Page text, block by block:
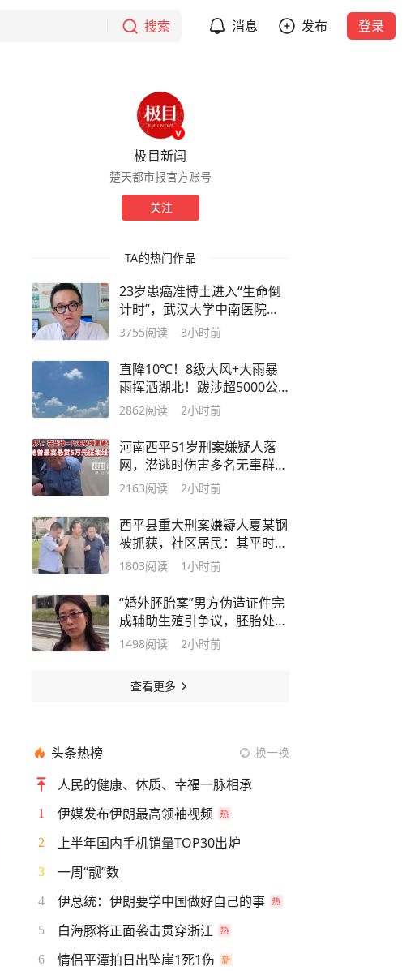
搜索 消息 发布 登录
极目新闻
楚天都市报官方账号
关注
TA的热门作品
23岁患癌准博士进入“生命倒
计时”，武汉大学中南医院教
授杨肖军：胃癌呈年轻化趋
动，按时吃健康饭
3755阅读 3小时前
直降10℃！8级大风+大雨暴
雨挥洒湖北！跋涉超5000公
里的“白海豚”将靠岸，需多加
2862阅读 2小时前
河南西平51岁刑案嫌疑人落
网，潜逃时伤害多名无辜群
众，知情人称其很狡猾
2163阅读 2小时前
西平县重大刑案嫌疑人夏某钢
被抓获，社区居民：其平时从
事砸墙等杂活，租住在城中村
1803阅读 1小时前
“婚外胚胎案”男方伪造证件完
成辅助生殖引争议，胚胎处置
权归属与医院审查边界成两大
1498阅读 2小时前
查看更多
头条热榜 换一换
人民的健康、体质、幸福一脉相承
1 伊媒发布伊朗最高领袖视频
2 上半年国内手机销量TOP30出炉
3 一周“靓”数
4 伊总统：伊朗要学中国做好自己的事
5 白海豚将正面袭击贯穿浙江
6 情侣平潭拍日出坠崖1死1伤